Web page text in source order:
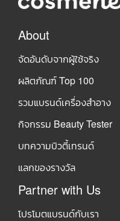
About
จัดอันดับจากผู้ใช้จริง
ผลิตภัณฑ์ Top 100
รวมแบรนด์เครื่องสำอาง
กิจกรรม Beauty Tester
บทความบิวตี้เทรนด์
แลกของรางวัล
Partner with Us
โปรโมตแบรนด์กับเรา